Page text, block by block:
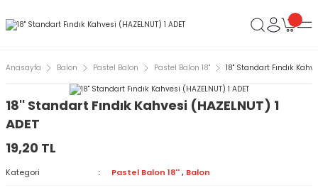
Anasayfa Balon Pastel Balon Pastel Balon 18'' 18'' Standart Fındık
18'' Standart Fındık Kahvesi (HAZELNUT) 1
ADET
19,20 TL
Kategori Pastel Balon 18'' , Balon